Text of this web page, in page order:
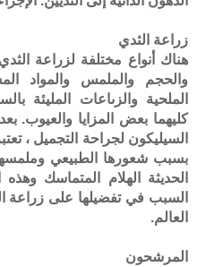
زراعة الثدي
هناك أنواع مختلفة لزراعة
والحجم والملمس والمواد
الملحية والزىاعات المليئة
السيليكون لجراحة التجميل ،
بسبب شعورها الطبيعي
الحديثة الهلام المتماسك
السبب في تفضيلها على زراعة
العالم.
المرشحون